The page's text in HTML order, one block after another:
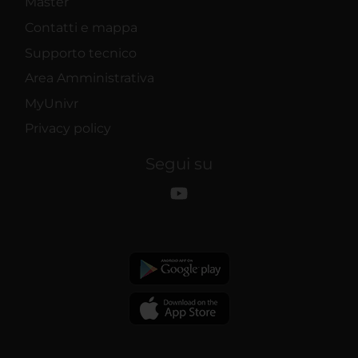
Contatti e mappa
Supporto tecnico
Area Amministrativa
MyUnivr
Privacy policy
Segui su